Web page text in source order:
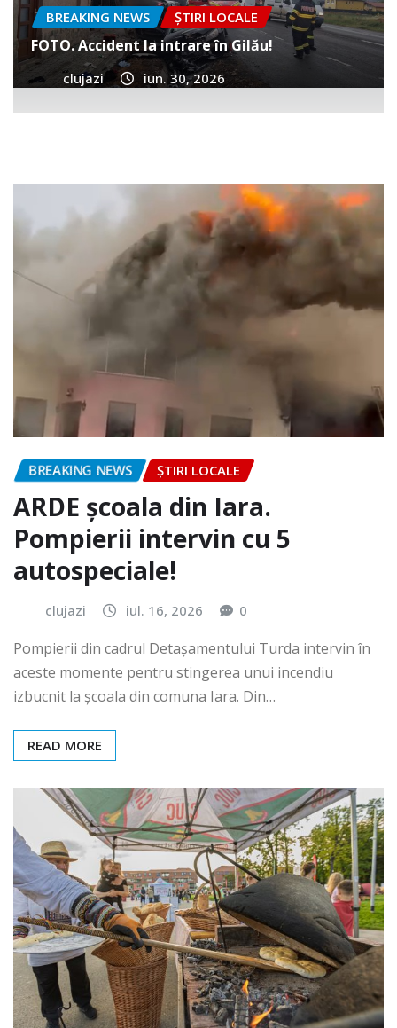
BREAKING NEWS ȘTIRI LOCALE
FOTO. Accident la intrare în Gilău!
clujazi iun. 30, 2026
BREAKING NEWS ȘTIRI LOCALE
ARDE școala din Iara.
Pompierii intervin cu 5
autospeciale!
clujazi iul. 16, 2026 0
Pompierii din cadrul Detașamentului Turda intervin în
aceste momente pentru stingerea unui incendiu
izbucnit la școala din comuna Iara. Din…
READ MORE